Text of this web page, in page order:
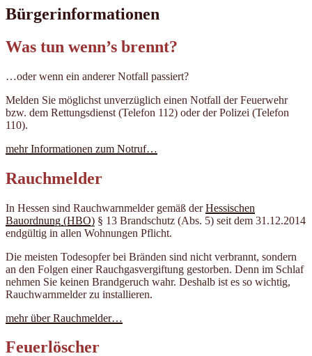
Bürgerinformationen
Was tun wenn’s brennt?
…oder wenn ein anderer Notfall passiert?
Melden Sie möglichst unverzüglich einen Notfall der Feuerwehr
bzw. dem Rettungsdienst (Telefon 112) oder der Polizei (Telefon
110).
mehr Informationen zum Notruf…
Rauchmelder
In Hessen sind Rauchwarnmelder gemäß derHessischen
Bauordnung (HBO) § 13 Brandschutz (Abs. 5) seit dem 31.12.2014
endgültig in allen Wohnungen Pflicht.
Die meisten Todesopfer bei Bränden sind nicht verbrannt, sondern
an den Folgen einer Rauchgasvergiftung gestorben. Denn im Schlaf
nehmen Sie keinen Brandgeruch wahr. Deshalb ist es so wichtig,
Rauchwarnmelder zu installieren.
mehr über Rauchmelder…
Feuerlöscher